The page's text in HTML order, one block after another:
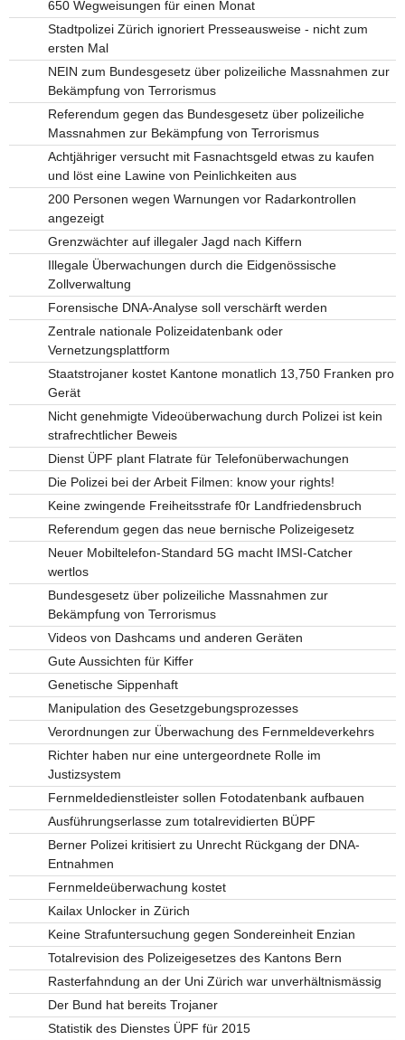
650 Wegweisungen für einen Monat
Stadtpolizei Zürich ignoriert Presseausweise - nicht zum
ersten Mal
NEIN zum Bundesgesetz über polizeiliche Massnahmen zur
Bekämpfung von Terrorismus
Referendum gegen das Bundesgesetz über polizeiliche
Massnahmen zur Bekämpfung von Terrorismus
Achtjähriger versucht mit Fasnachtsgeld etwas zu kaufen
und löst eine Lawine von Peinlichkeiten aus
200 Personen wegen Warnungen vor Radarkontrollen
angezeigt
Grenzwächter auf illegaler Jagd nach Kiffern
Illegale Überwachungen durch die Eidgenössische
Zollverwaltung
Forensische DNA-Analyse soll verschärft werden
Zentrale nationale Polizeidatenbank oder
Vernetzungsplattform
Staatstrojaner kostet Kantone monatlich 13,750 Franken pro
Gerät
Nicht genehmigte Videoüberwachung durch Polizei ist kein
strafrechtlicher Beweis
Dienst ÜPF plant Flatrate für Telefonüberwachungen
Die Polizei bei der Arbeit Filmen: know your rights!
Keine zwingende Freiheitsstrafe f0r Landfriedensbruch
Referendum gegen das neue bernische Polizeigesetz
Neuer Mobiltelefon-Standard 5G macht IMSI-Catcher
wertlos
Bundesgesetz über polizeiliche Massnahmen zur
Bekämpfung von Terrorismus
Videos von Dashcams und anderen Geräten
Gute Aussichten für Kiffer
Genetische Sippenhaft
Manipulation des Gesetzgebungsprozesses
Verordnungen zur Überwachung des Fernmeldeverkehrs
Richter haben nur eine untergeordnete Rolle im
Justizsystem
Fernmeldedienstleister sollen Fotodatenbank aufbauen
Ausführungserlasse zum totalrevidierten BÜPF
Berner Polizei kritisiert zu Unrecht Rückgang der DNA-
Entnahmen
Fernmeldeüberwachung kostet
Kailax Unlocker in Zürich
Keine Strafuntersuchung gegen Sondereinheit Enzian
Totalrevision des Polizeigesetzes des Kantons Bern
Rasterfahndung an der Uni Zürich war unverhältnismässig
Der Bund hat bereits Trojaner
Statistik des Dienstes ÜPF für 2015